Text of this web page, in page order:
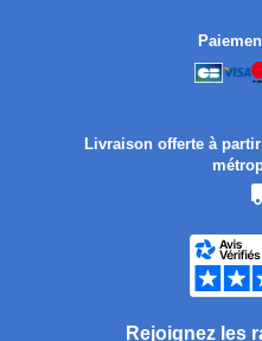
Livraison offerte à
Rejoignez les